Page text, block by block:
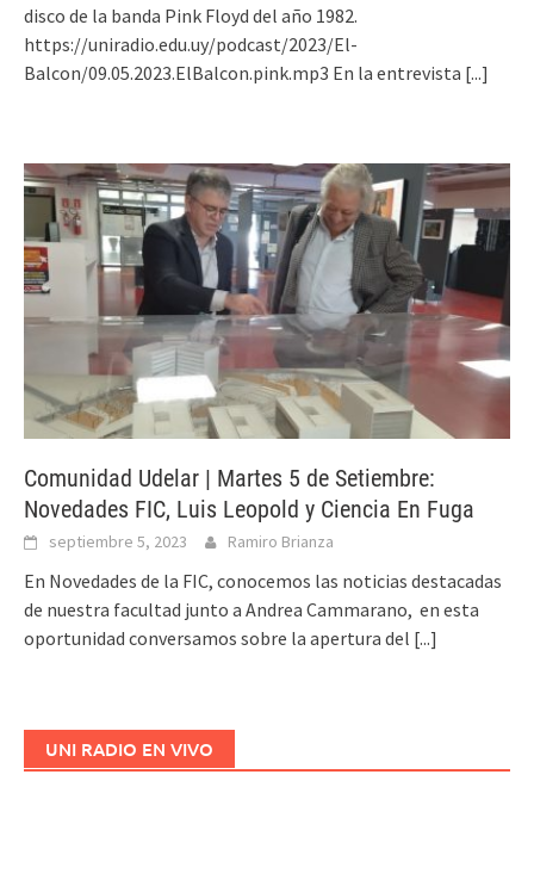
disco de la banda Pink Floyd del año 1982.
https://uniradio.edu.uy/podcast/2023/El-
Balcon/09.05.2023.ElBalcon.pink.mp3 En la entrevista [...]
Comunidad Udelar | Martes 5 de Setiembre:
Novedades FIC, Luis Leopold y Ciencia En Fuga
septiembre 5, 2023 Ramiro Brianza
En Novedades de la FIC, conocemos las noticias destacadas
de nuestra facultad junto a Andrea Cammarano, en esta
oportunidad conversamos sobre la apertura del [...]
UNI RADIO EN VIVO